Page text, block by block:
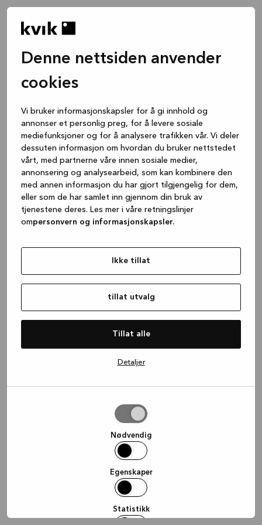
Denne nettsiden anvender
cookies
Vi bruker informasjonskapsler for å gi innhold og
annonser et personlig preg, for å levere sosiale
mediefunksjoner og for å analysere trafikken vår. Vi deler
dessuten informasjon om hvordan du bruker nettstedet
vårt, med partnerne våre innen sosiale medier,
annonsering og analysearbeid, som kan kombinere den
med annen informasjon du har gjort tilgjengelig for dem,
eller som de har samlet inn gjennom din bruk av
tjenestene deres. Les mer i våre retningslinjer
ompersonvern og informasjonskapsler.
Ikke tillat
tillat utvalg
Tillat alle
Detaljer
Nødvendig
Egenskaper
Statistikk
(see the browser console for more
information).